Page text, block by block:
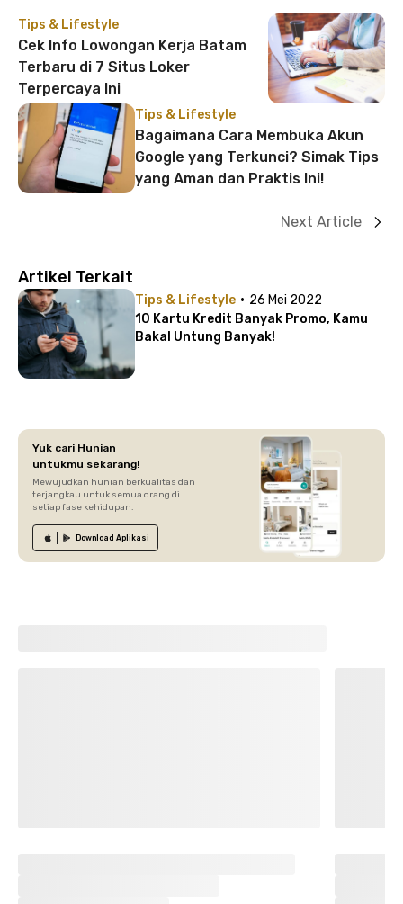
Tips & Lifestyle
Cek Info Lowongan Kerja Batam
Terbaru di 7 Situs Loker
Terpercaya Ini
Tips & Lifestyle
Bagaimana Cara Membuka Akun
Google yang Terkunci? Simak Tips
yang Aman dan Praktis Ini!
Next Article
Artikel Terkait
Tips & Lifestyle · 26 Mei 2022
10 Kartu Kredit Banyak Promo, Kamu
Bakal Untung Banyak!
Yuk cari Hunian
untukmu sekarang!
Mewujudkan hunian berkualitas dan
terjangkau untuk semua orang di
setiap fase kehidupan.
Download Aplikasi